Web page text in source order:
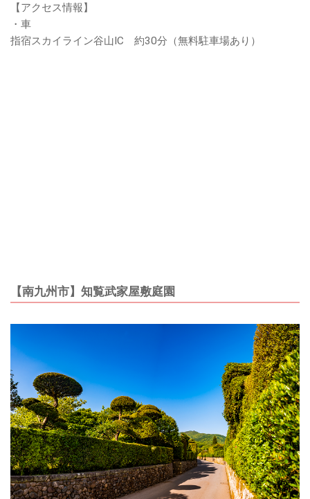
【アクセス情報】
・車
指宿スカイライン谷山IC 約30分（無料駐車場あり）
【南九州市】知覧武家屋敷庭園